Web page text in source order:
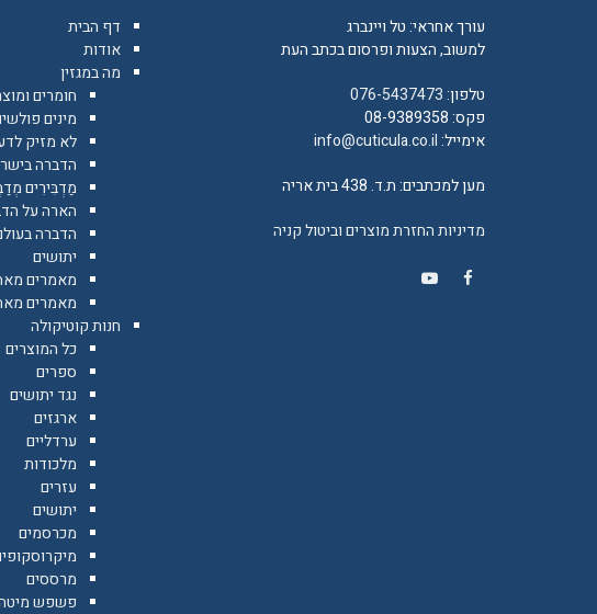
עורך אחראי: טל ויינברג
למשוב, הצעות ופרסום בכתב העת
טלפון:076-5437473
פקס: 08-9389358
אימייל:info@cuticula.co.il
מען למכתבים: ת.ד. 438 בית אריה
מדיניות החזרת מוצרים וביטול קניה
דף הבית
אודות
מה במגזין
חומרים
מינים
לא מזיק
הדברה
מַדְבִּירִים
הארה על
הדברה
יתושים
מאמרים
מאמרים
חנות קוטיקולה
כל המוצרים
ספרים
נגד יתושים
ארגזים
ערדליים
מלכודות
עזרים
יתושים
מכרסמים
מרססים
פשפש